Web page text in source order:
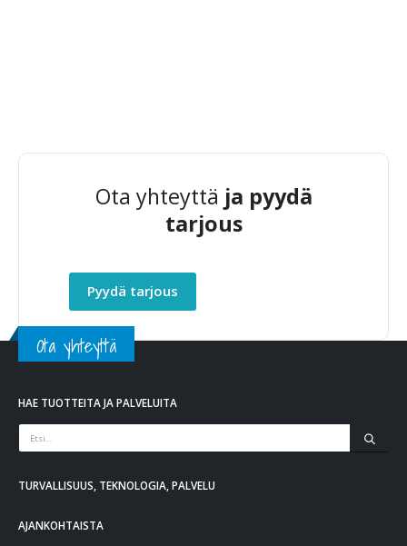
Ota yhteyttä ja pyydä
tarjous
Pyydä tarjous
Ota yhteyttä
HAE TUOTTEITA JA PALVELUITA
TURVALLISUUS, TEKNOLOGIA, PALVELU
AJANKOHTAISTA